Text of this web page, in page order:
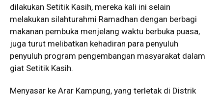
dilakukan Setitik Kasih, mereka kali ini selain
melakukan silahturahmi Ramadhan dengan berbagi
makanan pembuka menjelang waktu berbuka puasa,
juga turut melibatkan kehadiran para penyuluh
penyuluh program pengembangan masyarakat dalam
giat Setitik Kasih.
Menyasar ke Arar Kampung, yang terletak di Distrik